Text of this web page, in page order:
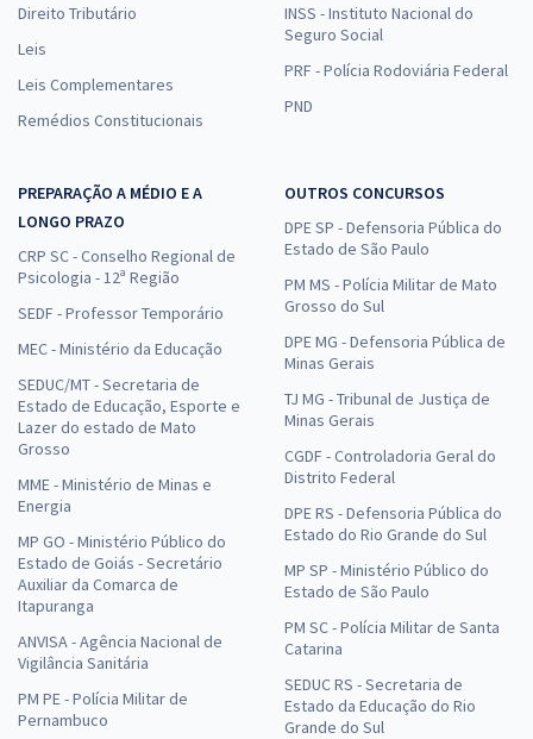
Direito Tributário
Leis
Leis Complementares
Remédios Constitucionais
INSS - Instituto Nacional do
Seguro Social
PRF - Polícia Rodoviária Federal
PND
PREPARAÇÃO A MÉDIO E A
LONGO PRAZO
CRP SC - Conselho Regional de
Psicologia - 12ª Região
SEDF - Professor Temporário
MEC - Ministério da Educação
SEDUC/MT - Secretaria de
Estado de Educação, Esporte e
Lazer do estado de Mato
Grosso
MME - Ministério de Minas e
Energia
MP GO - Ministério Público do
Estado de Goiás - Secretário
Auxiliar da Comarca de
Itapuranga
ANVISA - Agência Nacional de
Vigilância Sanitária
PM PE - Polícia Militar de
Pernambuco
OUTROS CONCURSOS
DPE SP - Defensoria Pública do
Estado de São Paulo
PM MS - Polícia Militar de Mato
Grosso do Sul
DPE MG - Defensoria Pública de
Minas Gerais
TJ MG - Tribunal de Justiça de
Minas Gerais
CGDF - Controladoria Geral do
Distrito Federal
DPE RS - Defensoria Pública do
Estado do Rio Grande do Sul
MP SP - Ministério Público do
Estado de São Paulo
PM SC - Polícia Militar de Santa
Catarina
SEDUC RS - Secretaria de
Estado da Educação do Rio
Grande do Sul